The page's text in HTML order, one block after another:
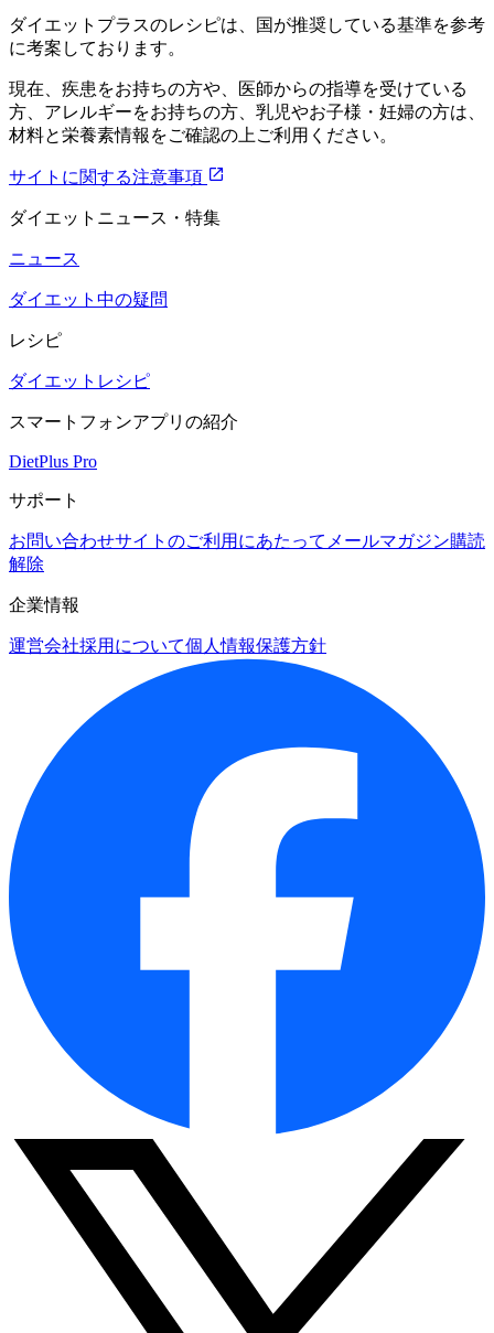
ダイエットプラスのレシピは、国が推奨している基準を参考
に考案しております。
現在、疾患をお持ちの方や、医師からの指導を受けている
方、アレルギーをお持ちの方、乳児やお子様・妊婦の方は、
材料と栄養素情報をご確認の上ご利用ください。
サイトに関する注意事項
ダイエットニュース・特集
ニュース
ダイエット中の疑問
レシピ
ダイエットレシピ
スマートフォンアプリの紹介
DietPlus Pro
サポート
お問い合わせサイトのご利用にあたって メールマガジン購読
解除
企業情報
運営会社採用について個人情報保護方針